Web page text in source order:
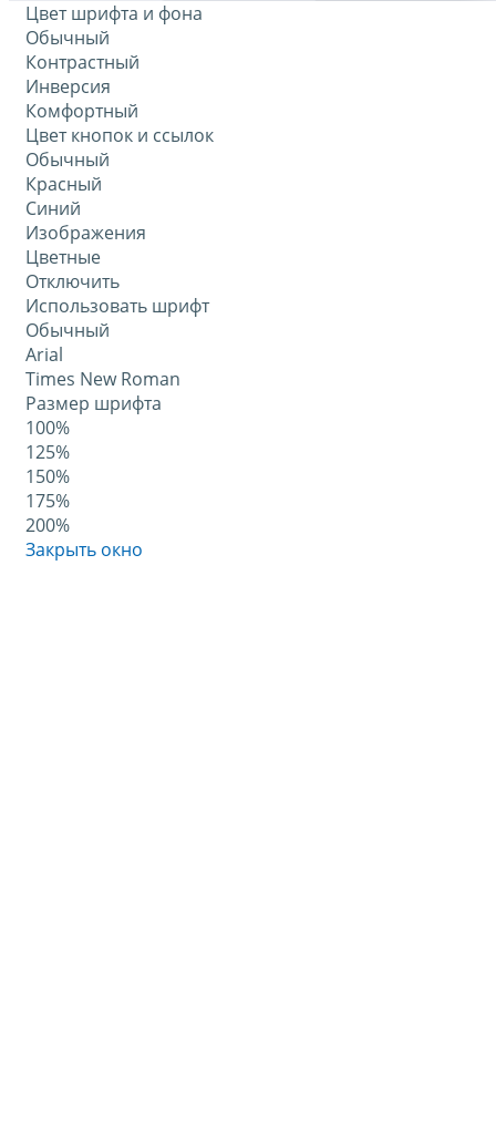
Цвет шрифта и фона
Обычный
Контрастный
Инверсия
Комфортный
Цвет кнопок и ссылок
Обычный
Красный
Синий
Изображения
Цветные
Отключить
Использовать шрифт
Обычный
Arial
Times New Roman
Размер шрифта
100%
125%
150%
175%
200%
Закрыть окно